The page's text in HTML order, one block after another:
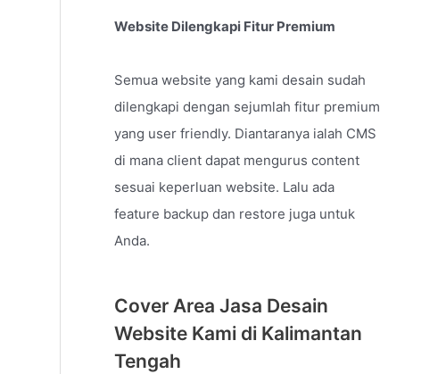
Website Dilengkapi Fitur Premium
Semua website yang kami desain sudah
dilengkapi dengan sejumlah fitur premium
yang user friendly. Diantaranya ialah CMS
di mana client dapat mengurus content
sesuai keperluan website. Lalu ada
feature backup dan restore juga untuk
Anda.
Cover Area Jasa Desain
Website Kami di Kalimantan
Tengah